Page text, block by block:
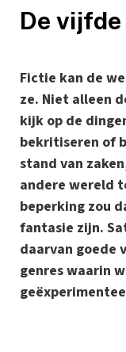
De
Fictie kan de
ze. Niet alleen
kijk op de
bekritiseren of
stand van
andere wereld
beperking zou
fantasie zijn.
daarvan goede
genres waarin